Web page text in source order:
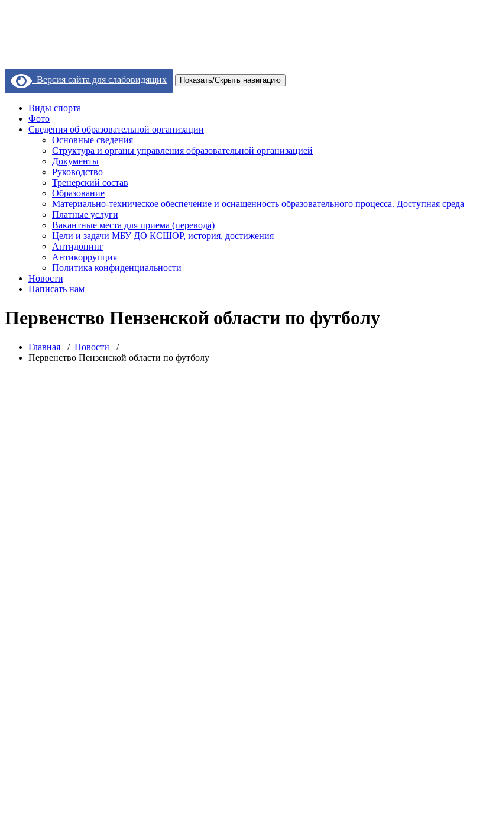
Версия сайта для слабовидящих Показать/Скрыть навигацию
Виды спорта
Фото
Сведения об образовательной организации
Основные сведения
Структура и органы управления образовательной организацией
Документы
Руководство
Тренерский состав
Образование
Материально-техническое обеспечение и оснащенность образовательного процесса. Доступная среда
Платные услуги
Вакантные места для приема (перевода)
Цели и задачи МБУ ДО КСШОР, история, достижения
Антидопинг
Антикоррупция
Политика конфиденциальности
Новости
Написать нам
Первенство Пензенской области по футболу
Главная / Новости /
Первенство Пензенской области по футболу